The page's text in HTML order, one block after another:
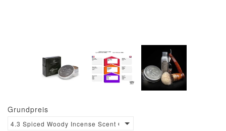
Grundpreis
4.3 Spiced Woody Incense Scent €26.33 / 100g